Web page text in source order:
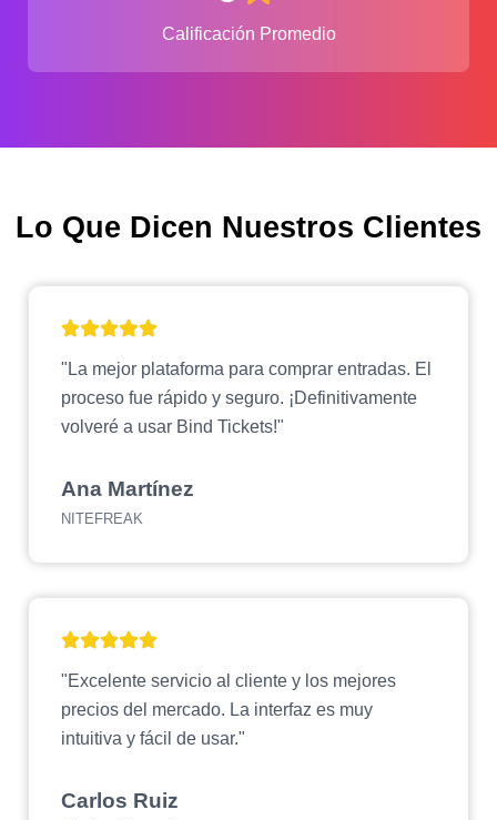
Calificación Promedio
Lo Que Dicen Nuestros Clientes
"La mejor plataforma para comprar entradas. El
proceso fue rápido y seguro. ¡Definitivamente
volveré a usar Bind Tickets!"
Ana Martínez
NITEFREAK
"Excelente servicio al cliente y los mejores
precios del mercado. La interfaz es muy
intuitiva y fácil de usar."
Carlos Ruiz